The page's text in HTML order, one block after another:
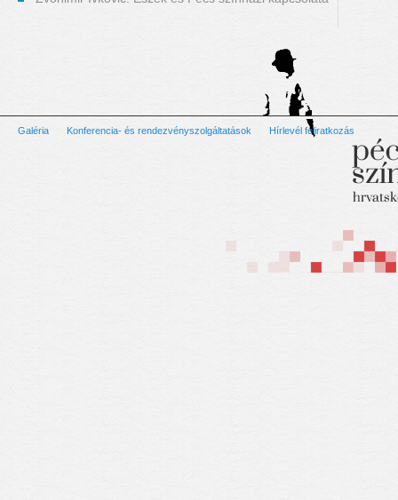
Galéria Konferencia- és rendezvényszolgáltatások Hírlevél feliratkozás